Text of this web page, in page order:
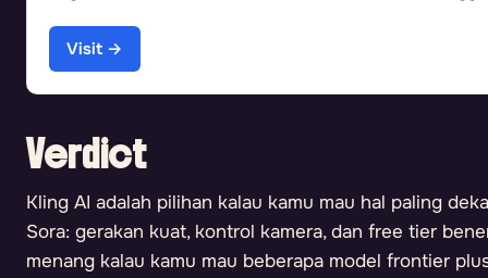
Visit →
Verdict
Kling AI adalah pilihan kalau kamu mau hal paling
Sora: gerakan kuat, kontrol kamera, dan free tier
menang kalau kamu mau beberapa model frontier